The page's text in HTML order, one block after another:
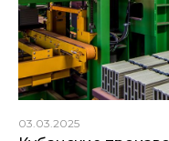
03.03.2025